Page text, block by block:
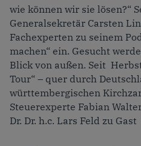
wie können wir sie lösen?“
Generalsekretär Carsten
Fachexperten zu seinem
machen“ ein. Gesucht
Blick von außen. Seit
Tour“ – quer durch
württembergischen
Steuerexperte Fabian
Dr. Dr. h.c. Lars Feld zu Gast